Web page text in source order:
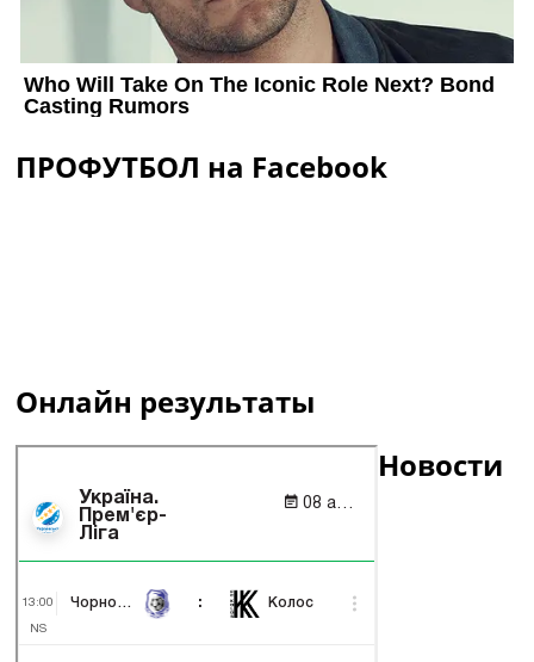
ПРОФУТБОЛ на Facebook
Онлайн результаты
Новости